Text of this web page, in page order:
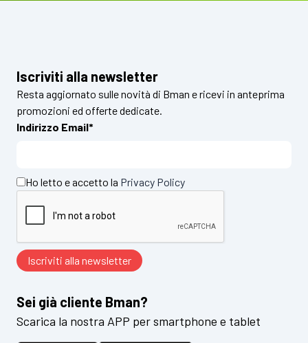
Iscriviti alla newsletter
Resta aggiornato sulle novità di Bman e ricevi in anteprima
promozioni ed offerte dedicate.
Indirizzo Email*
Ho letto e accetto la Privacy Policy
Sei già cliente Bman?
Scarica la nostra APP per smartphone e tablet